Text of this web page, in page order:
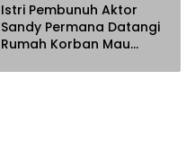
Istri Pembunuh Aktor
Sandy Permana Datangi
Rumah Korban Mau